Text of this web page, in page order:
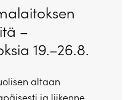
–
19.–26.8.
altaan
ja liikenne